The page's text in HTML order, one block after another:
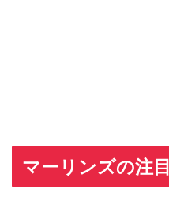
マーリンズの注